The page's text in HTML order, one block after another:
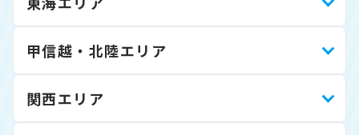
甲信越・北陸エリア
関西エリア